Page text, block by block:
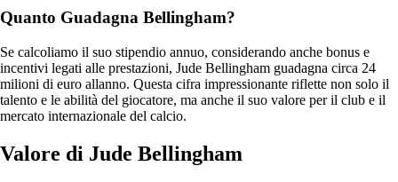
Quanto Guadagna Bellingham?
Se calcoliamo il suo stipendio annuo, considerando anche bonus e
incentivi legati alle prestazioni, Jude Bellingham guadagna circa 24
milioni di euro allanno. Questa cifra impressionante riflette non solo il
talento e le abilità del giocatore, ma anche il suo valore per il club e il
mercato internazionale del calcio.
Valore di Jude Bellingham